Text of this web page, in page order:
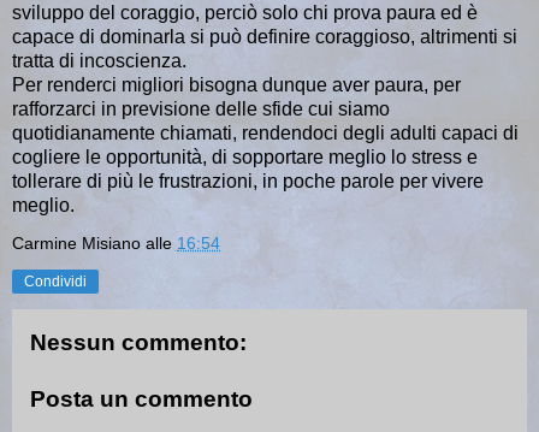
sviluppo del coraggio, perciò solo chi prova paura ed è
capace di dominarla si può definire coraggioso, altrimenti si
tratta di incoscienza.
Per renderci migliori bisogna dunque aver paura, per
rafforzarci in previsione delle sfide cui siamo
quotidianamente chiamati, rendendoci degli adulti capaci di
cogliere le opportunità, di sopportare meglio lo stress e
tollerare di più le frustrazioni, in poche parole per vivere
meglio.
Carmine Misiano alle 16:54
Condividi
Nessun commento:
Posta un commento